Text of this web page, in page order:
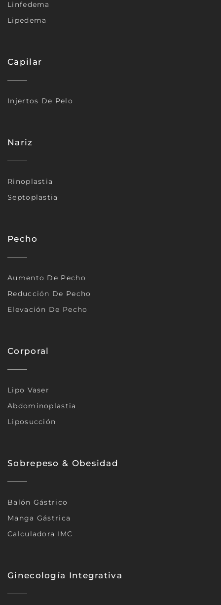
Linfedema
Lipedema
Capilar
Injertos De Pelo
Nariz
Rinoplastia
Septoplastia
Pecho
Aumento De Pecho
Reducción De Pecho
Elevación De Pecho
Corporal
Lipo Vaser
Abdominoplastia
Liposucción
Sobrepeso & Obesidad
Balón Gástrico
Manga Gástrica
Calculadora IMC
Ginecología Integrativa